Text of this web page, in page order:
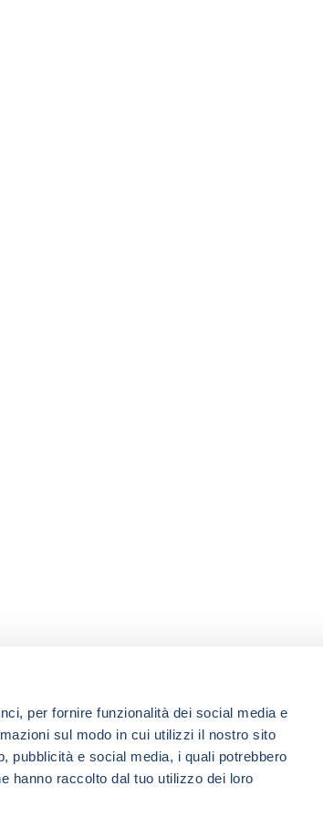
per fornire funzionalità dei social media e
sul modo in cui utilizzi il nostro sito
pubblicità e social media, i quali potrebbero
hanno raccolto dal tuo utilizzo dei loro